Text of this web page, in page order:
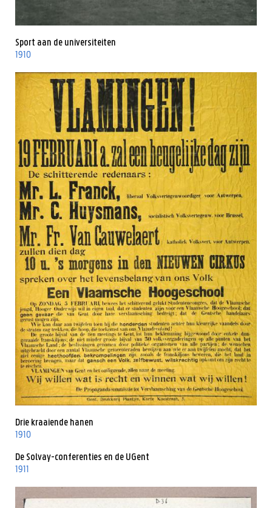
Sport aan de universiteiten
1910
Drie kraaiende hanen
1910
De Solvay-conferenties en de UGent
1911